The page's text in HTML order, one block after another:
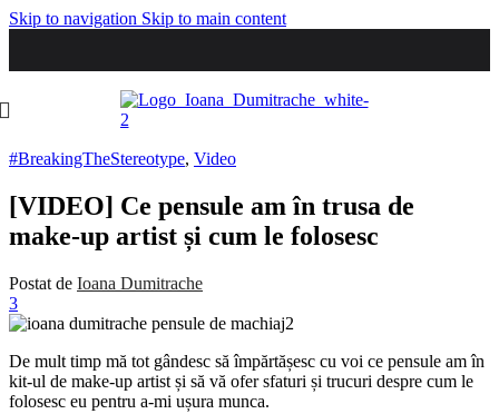
Skip to navigation Skip to main content
#BreakingTheStereotype, Video
[VIDEO] Ce pensule am în trusa de
make-up artist și cum le folosesc
Postat de Ioana Dumitrache
3
De mult timp mă tot gândesc să împărtășesc cu voi ce pensule am în
kit-ul de make-up artist și să vă ofer sfaturi și trucuri despre cum le
folosesc eu pentru a-mi ușura munca.